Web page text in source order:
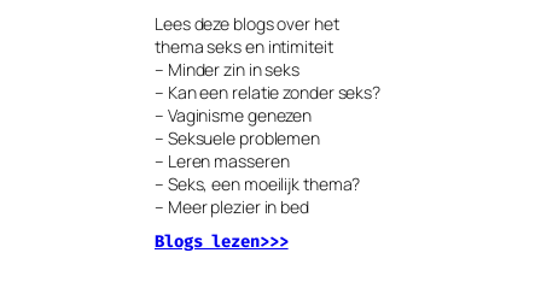
Lees deze blogs over het
thema seks en intimiteit
– Minder zin in seks
– Kan een relatie zonder seks?
– Vaginisme genezen
– Seksuele problemen
– Leren masseren
– Seks, een moeilijk thema?
– Meer plezier in bed
Blogs lezen>>>